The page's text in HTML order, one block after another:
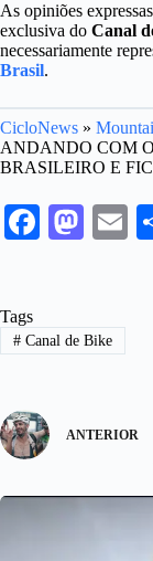
As opiniões
exclusiva do Canal
necessariamente
Brasil.
CicloNews »
ANDANDO COM
BRASILEIRO E
Fa
ok
M
do
n
E
Tags
#Canal de Bike
ANTERIOR